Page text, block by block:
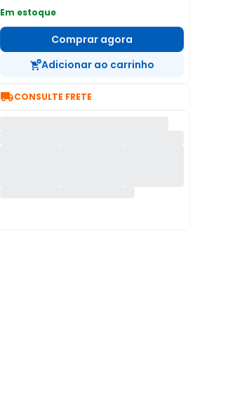
Em estoque
Comprar agora
Adicionar ao carrinho
CONSULTE FRETE